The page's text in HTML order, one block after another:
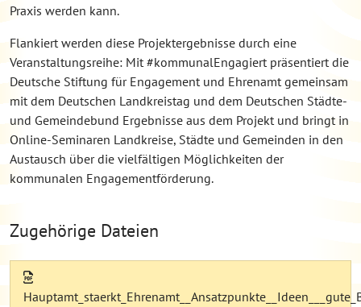
Praxis werden kann.
Flankiert werden diese Projektergebnisse durch eine
Veranstaltungsreihe: Mit #kommunalEngagiert präsentiert die
Deutsche Stiftung für Engagement und Ehrenamt gemeinsam
mit dem Deutschen Landkreistag und dem Deutschen Städte-
und Gemeindebund Ergebnisse aus dem Projekt und bringt in
Online-Seminaren Landkreise, Städte und Gemeinden in den
Austausch über die vielfältigen Möglichkeiten der
kommunalen Engagementförderung.
Zugehörige Dateien